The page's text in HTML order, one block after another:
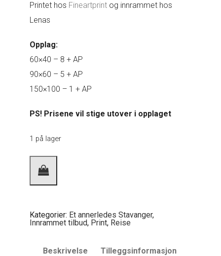
Printet hos Fineartprint og innrammet hos
Lenas
Opplag:
60×40 – 8 + AP
90×60 – 5 + AP
150×100 – 1 + AP
PS! Prisene vil stige utover i opplaget
1 på lager
Organisten
innrammet
60x40
antall
Kategorier: Et annerledes Stavanger,
Innrammet tilbud, Print, Reise
Beskrivelse Tilleggsinformasjon